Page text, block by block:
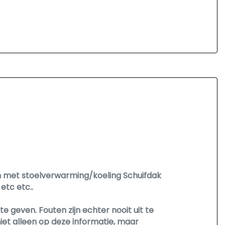
met stoelverwarming/koeling Schuifdak
etc..
geven. Fouten zijn echter nooit uit te
alleen op deze informatie, maar